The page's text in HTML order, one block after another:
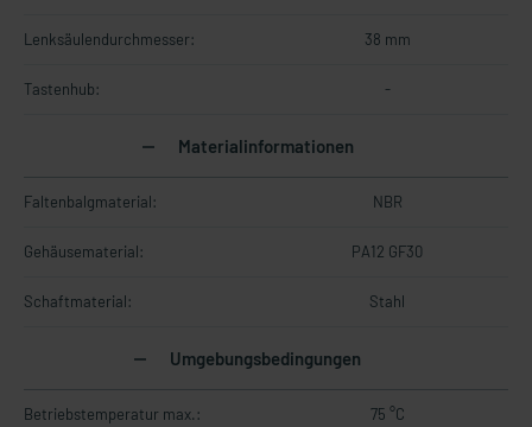
Lenksäulendurchmesser: 38 mm
Tastenhub: -
Materialinformationen
Faltenbalgmaterial: NBR
Gehäusematerial: PA12 GF30
Schaftmaterial: Stahl
Umgebungsbedingungen
Betriebstemperatur max.: 75 °C